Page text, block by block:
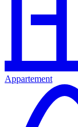
Appartement